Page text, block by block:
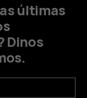
últimas
Dinos